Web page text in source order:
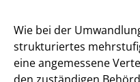
Wie bei der
strukturiertes
eine angemessene